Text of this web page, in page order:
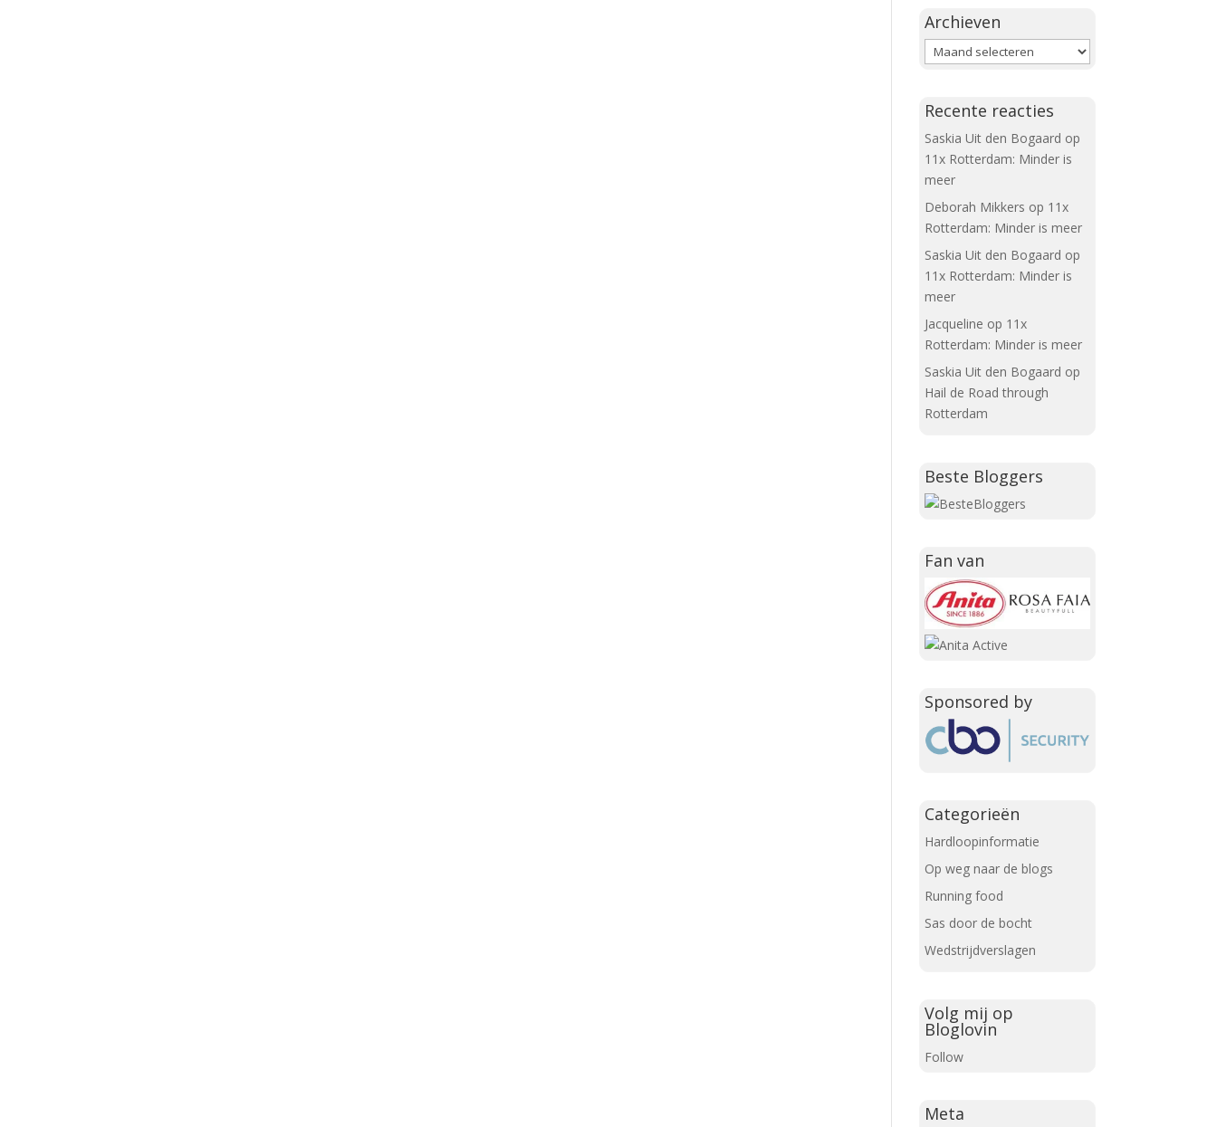
Archieven
Archieven
Recente reacties
Saskia Uit den Bogaard op
11x Rotterdam: Minder is
meer
Deborah Mikkers op 11x
Rotterdam: Minder is meer
Saskia Uit den Bogaard op
11x Rotterdam: Minder is
meer
Jacqueline op 11x
Rotterdam: Minder is meer
Saskia Uit den Bogaard op
Hail de Road through
Rotterdam
Beste Bloggers
Fan van
Sponsored by
Categorieën
Hardloopinformatie
Op weg naar de blogs
Running food
Sas door de bocht
Wedstrijdverslagen
Volg mij op
Bloglovin
Follow
Meta